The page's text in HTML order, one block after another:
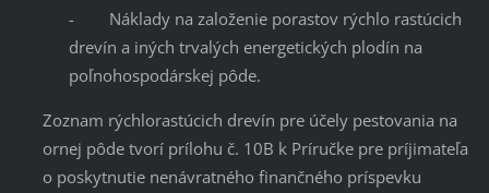
- Náklady na založenie porastov rýchlo rastúcich
drevín a iných trvalých energetických plodín na
poľnohospodárskej pôde.
Zoznam rýchlorastúcich drevín pre účely pestovania na
ornej pôde tvorí prílohu č. 10B k Príručke pre príjimateľa
o poskytnutie nenávratného finančného príspevku